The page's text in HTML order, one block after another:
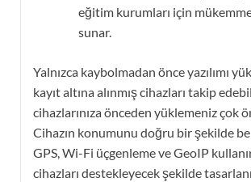
eğitim kurumları için
sunar.
Yalnızca kaybolmadan önce yazılımı
kayıt altına alınmış cihazları takip
cihazlarınıza önceden yüklemeniz çok
Cihazın konumunu doğru bir şekilde
GPS, Wi-Fi üçgenleme ve GeoIP
cihazları destekleyecek şekilde